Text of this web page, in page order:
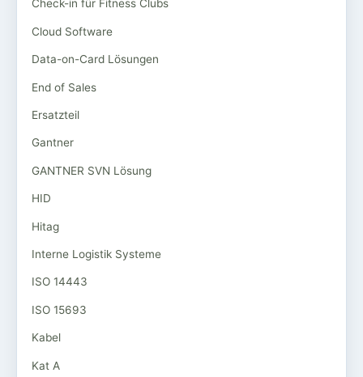
Check-in für Fitness Clubs
Cloud Software
Data-on-Card Lösungen
End of Sales
Ersatzteil
Gantner
GANTNER SVN Lösung
HID
Hitag
Interne Logistik Systeme
ISO 14443
ISO 15693
Kabel
Kat A